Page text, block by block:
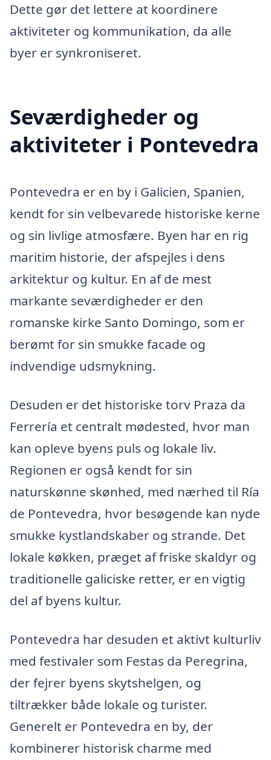
Dette gør det lettere at koordinere
aktiviteter og kommunikation, da alle
byer er synkroniseret.
Seværdigheder og
aktiviteter i Pontevedra
Pontevedra er en by i Galicien, Spanien,
kendt for sin velbevarede historiske kerne
og sin livlige atmosfære. Byen har en rig
maritim historie, der afspejles i dens
arkitektur og kultur. En af de mest
markante seværdigheder er den
romanske kirke Santo Domingo, som er
berømt for sin smukke facade og
indvendige udsmykning.
Desuden er det historiske torv Praza da
Ferrería et centralt mødested, hvor man
kan opleve byens puls og lokale liv.
Regionen er også kendt for sin
naturskønne skønhed, med nærhed til Ría
de Pontevedra, hvor besøgende kan nyde
smukke kystlandskaber og strande. Det
lokale køkken, præget af friske skaldyr og
traditionelle galiciske retter, er en vigtig
del af byens kultur.
Pontevedra har desuden et aktivt kulturliv
med festivaler som Festas da Peregrina,
der fejrer byens skytshelgen, og
tiltrækker både lokale og turister.
Generelt er Pontevedra en by, der
kombinerer historisk charme med